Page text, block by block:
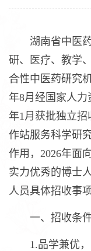
湖南省中医药
研、医疗、教学
合性中医药研究
年8月经国家人力
年1月获批独立
作站服务科学研
作用，2026年面
实力优秀的博士
人员具体招收事
一、招收条
1.品学兼优，